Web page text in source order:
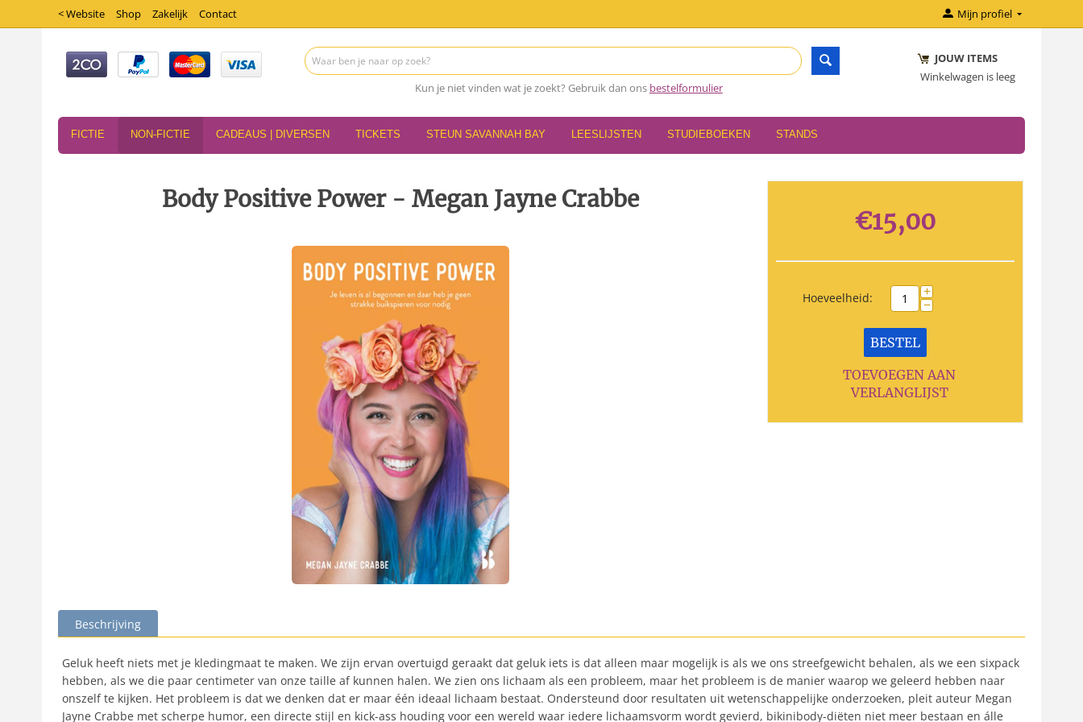
< Website Shop Zakelijk Contact Mijn profiel
Kun je niet vinden wat je zoekt? Gebruik dan ons bestelformulier
JOUW ITEMS
Winkelwagen is leeg
FICTIE NON-FICTIE CADEAUS | DIVERSEN TICKETS STEUN SAVANNAH BAY LEESLIJSTEN STUDIEBOEKEN STANDS
Body Positive Power - Megan Jayne Crabbe
€15,00
Hoeveelheid: +
−
BESTEL
TOEVOEGEN AAN
VERLANGLIJST
Beschrijving
Geluk heeft niets met je kledingmaat te maken. We zijn ervan overtuigd geraakt dat geluk iets is dat alleen maar mogelijk is als we ons streefgewicht behalen, als we een sixpack
hebben, als we die paar centimeter van onze taille af kunnen halen. We zien ons lichaam als een probleem, maar het probleem is de manier waarop we geleerd hebben naar
onszelf te kijken. Het probleem is dat we denken dat er maar één ideaal lichaam bestaat. Ondersteund door resultaten uit wetenschappelijke onderzoeken, pleit auteur Megan
Jayne Crabbe met scherpe humor, een directe stijl en kick-ass houding voor een wereld waar iedere lichaamsvorm wordt gevierd, bikinibody-diëten niet meer bestaan en álle